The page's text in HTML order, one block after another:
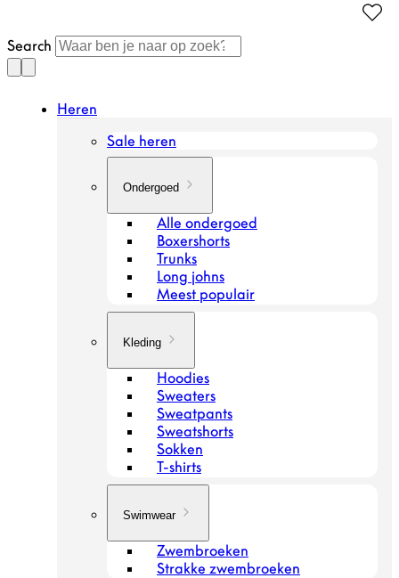
artikel
Search
Heren
Sale heren
Ondergoed
Alle ondergoed
Boxershorts
Trunks
Long johns
Meest populair
Kleding
Hoodies
Sweaters
Sweatpants
Sweatshorts
Sokken
T-shirts
Swimwear
Zwembroeken
Strakke zwembroeken